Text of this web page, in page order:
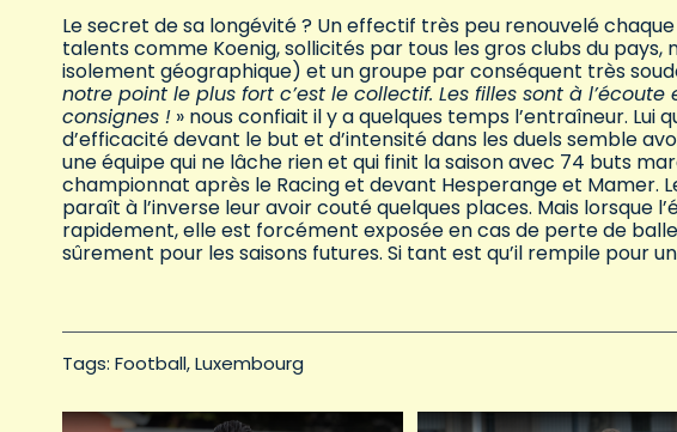
Le secret de sa longévité ? Un effectif très peu renouvelé
talents comme Koenig, sollicités par tous les gros clubs du
isolement géographique) et un groupe par conséquent très
notre point le plus fort c’est le collectif. Les filles sont à
consignes ! » nous confiait il y a quelques temps l’entraîneur. Lui
d’efficacité devant le but et d’intensité dans les duels semble
une équipe qui ne lâche rien et qui finit la saison avec 74 buts
championnat après le Racing et devant Hesperange et Mamer.
paraît à l’inverse leur avoir couté quelques places. Mais lorsque
rapidement, elle est forcément exposée en cas de perte de
sûrement pour les saisons futures. Si tant est qu’il rempile pour
Tags: Football Luxembourg